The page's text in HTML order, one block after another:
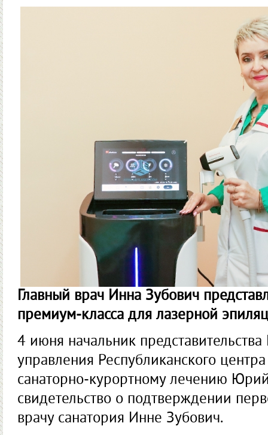
Главный врач Инна Зубович
премиум-класса для лазерной
4 июня начальник
управления Республиканского
санаторно-курортному лечению
свидетельство о подтверждении
врачу санатория Инне Зубович.